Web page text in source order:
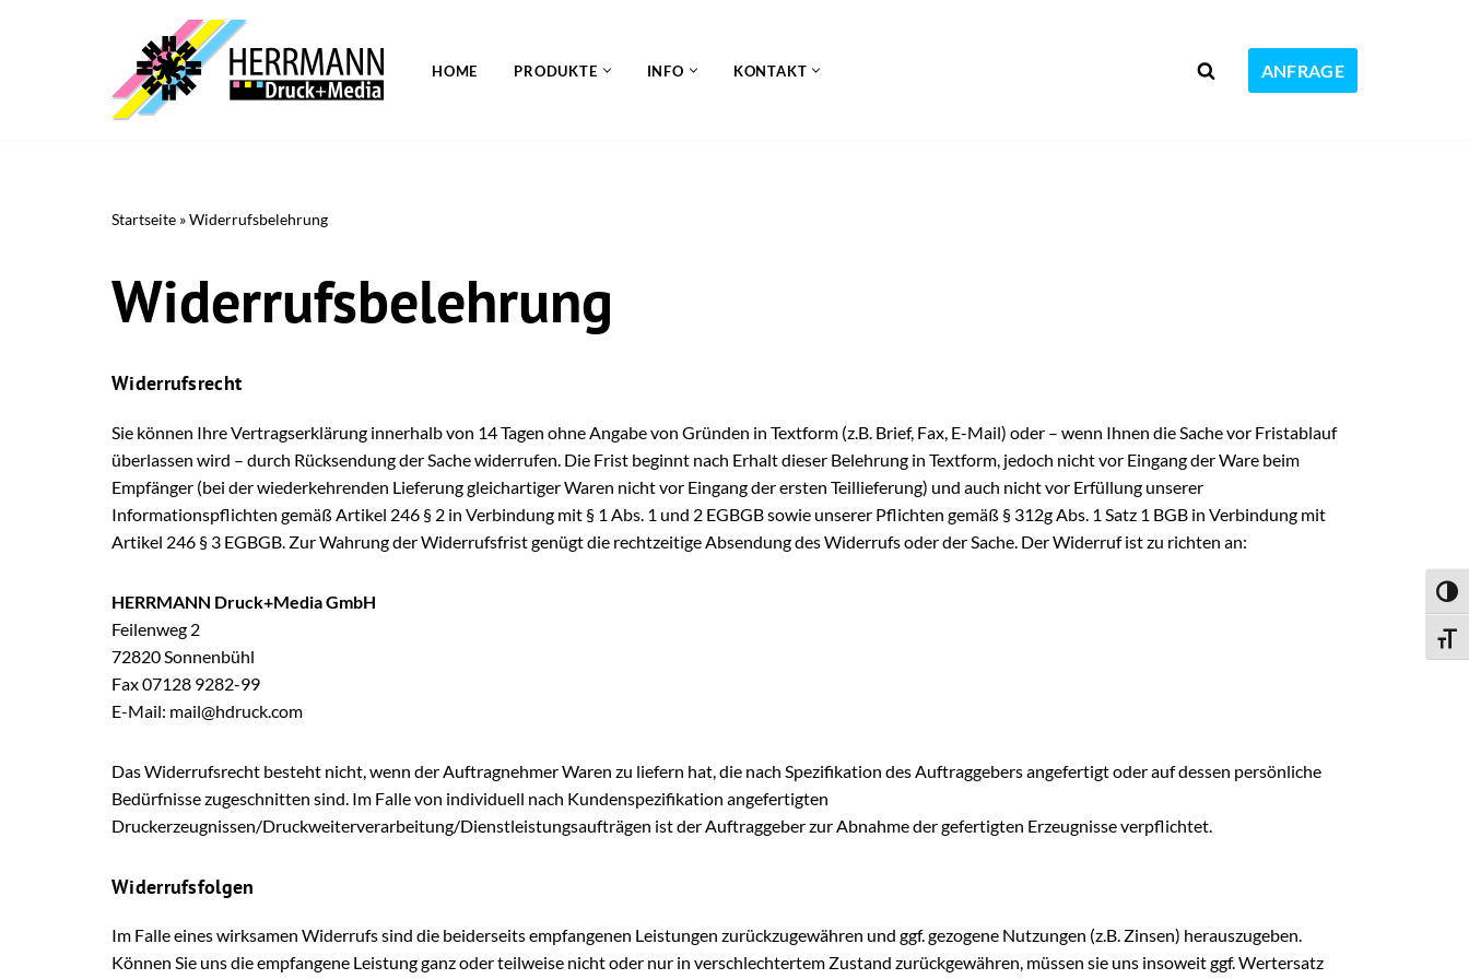
HOME PRODUKTE INFO KONTAKT ANFRAGE
Startseite »Widerrufsbelehrung
Widerrufsbelehrung
Widerrufsrecht
Sie können Ihre Vertragserklärung innerhalb von 14 Tagen ohne Angabe von Gründen in Textform (z.B. Brief, Fax, E-Mail) oder – wenn Ihnen die Sache vor Fristablauf
überlassen wird – durch Rücksendung der Sache widerrufen. Die Frist beginnt nach Erhalt dieser Belehrung in Textform, jedoch nicht vor Eingang der Ware beim
Empfänger (bei der wiederkehrenden Lieferung gleichartiger Waren nicht vor Eingang der ersten Teillieferung) und auch nicht vor Erfüllung unserer
Informationspflichten gemäß Artikel 246 § 2 in Verbindung mit § 1 Abs. 1 und 2 EGBGB sowie unserer Pflichten gemäß § 312g Abs. 1 Satz 1 BGB in Verbindung mit
Artikel 246 § 3 EGBGB. Zur Wahrung der Widerrufsfrist genügt die rechtzeitige Absendung des Widerrufs oder der Sache. Der Widerruf ist zu richten an:
HERRMANN Druck+Media GmbH
Feilenweg 2
72820 Sonnenbühl
Fax 07128 9282-99
E-Mail: mail@hdruck.com
Das Widerrufsrecht besteht nicht, wenn der Auftragnehmer Waren zu liefern hat, die nach Spezifikation des Auftraggebers angefertigt oder auf dessen persönliche
Bedürfnisse zugeschnitten sind. Im Falle von individuell nach Kundenspezifikation angefertigten
Druckerzeugnissen/Druckweiterverarbeitung/Dienstleistungsaufträgen ist der Auftraggeber zur Abnahme der gefertigten Erzeugnisse verpflichtet.
Widerrufsfolgen
Im Falle eines wirksamen Widerrufs sind die beiderseits empfangenen Leistungen zurückzugewähren und ggf. gezogene Nutzungen (z.B. Zinsen) herauszugeben.
Können Sie uns die empfangene Leistung ganz oder teilweise nicht oder nur in verschlechtertem Zustand zurückgewähren, müssen sie uns insoweit ggf. Wertersatz